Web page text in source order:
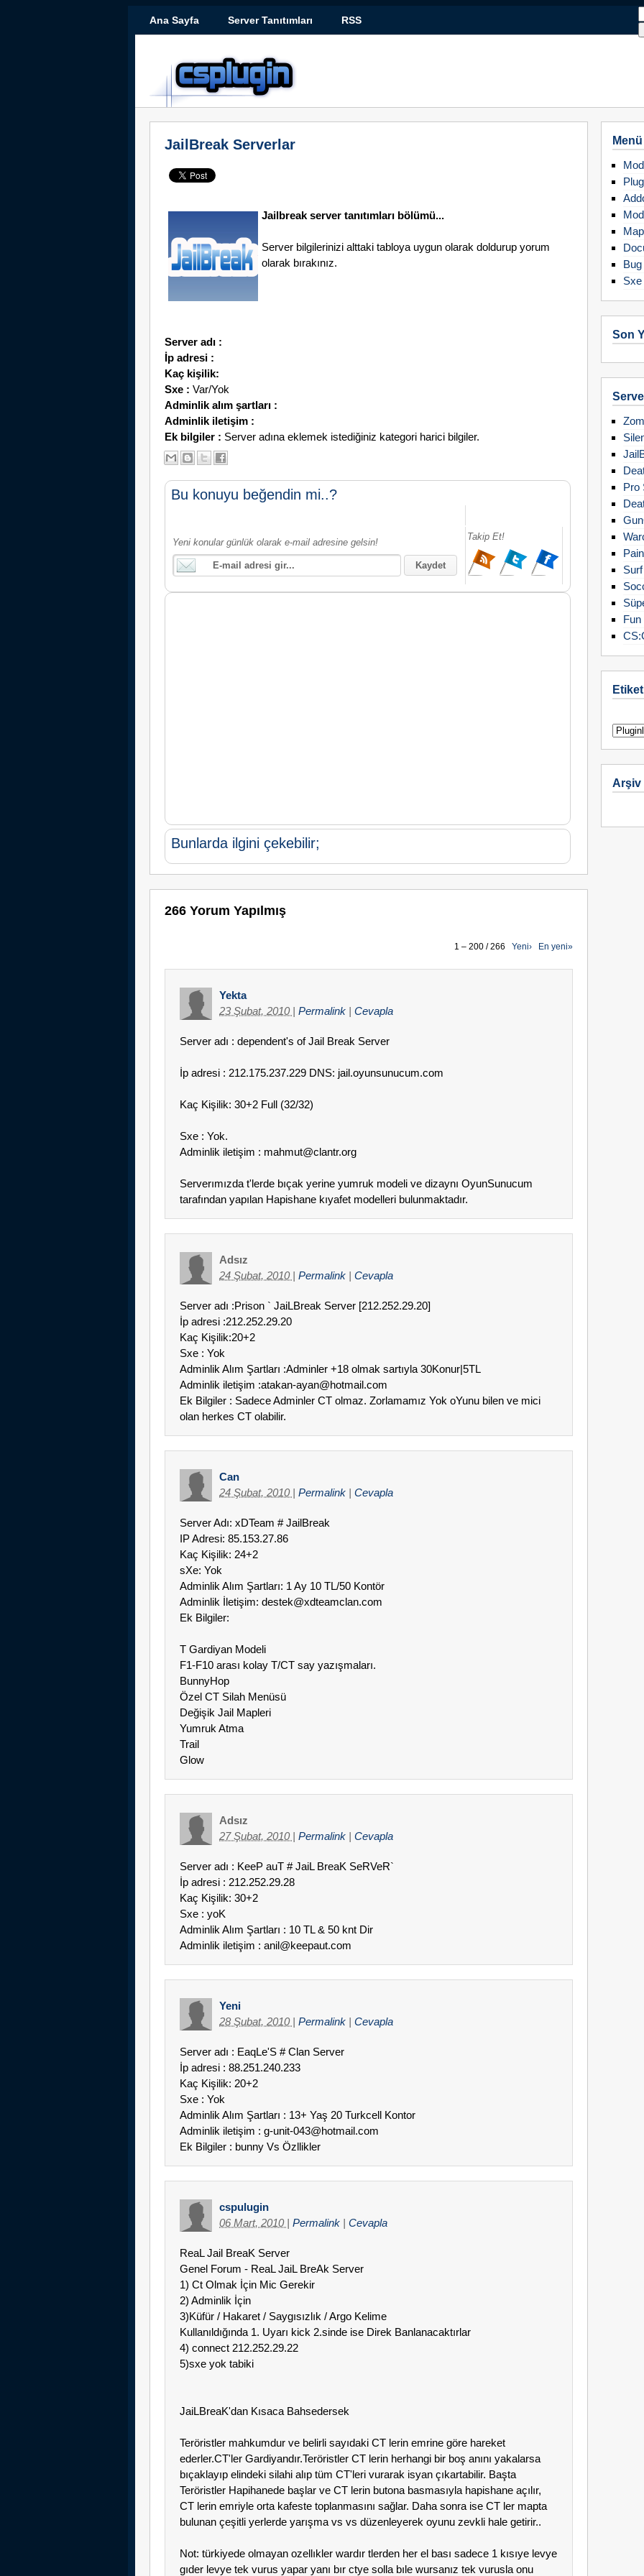
Ana Sayfa Server Tanıtımları RSS
JailBreak Serverlar
Jailbreak server tanıtımları bölümü...
Server bilgilerinizi alttaki tabloya uygun olarak doldurup yorum
olarak bırakınız.
Server adı :
İp adresi :
Kaç kişilik:
Sxe : Var/Yok
Adminlik alım şartları :
Adminlik iletişim :
Ek bilgiler : Server adına eklemek istediğiniz kategori harici bilgiler.
Bu konuyu beğendin mi..?
Yeni konular günlük olarak e-mail adresine gelsin!
Takip Et!
Bunlarda ilgini çekebilir;
266 Yorum Yapılmış
1 – 200 / 266 Yeni› En yeni»
Yekta
23 Şubat, 2010 | Permalink | Cevapla
Server adı : dependent's of Jail Break Server
İp adresi : 212.175.237.229 DNS: jail.oyunsunucum.com
Kaç Kişilik: 30+2 Full (32/32)
Sxe : Yok.
Adminlik iletişim : mahmut@clantr.org
Serverımızda t'lerde bıçak yerine yumruk modeli ve dizaynı OyunSunucum
tarafından yapılan Hapishane kıyafet modelleri bulunmaktadır.
Adsız
24 Şubat, 2010 | Permalink | Cevapla
Server adı :Prison ` JaiLBreak Server [212.252.29.20]
İp adresi :212.252.29.20
Kaç Kişilik:20+2
Sxe : Yok
Adminlik Alım Şartları :Adminler +18 olmak sartıyla 30Konur|5TL
Adminlik iletişim :atakan-ayan@hotmail.com
Ek Bilgiler : Sadece Adminler CT olmaz. Zorlamamız Yok oYunu bilen ve mici
olan herkes CT olabilir.
Can
24 Şubat, 2010 | Permalink | Cevapla
Server Adı: xDTeam # JailBreak
IP Adresi: 85.153.27.86
Kaç Kişilik: 24+2
sXe: Yok
Adminlik Alım Şartları: 1 Ay 10 TL/50 Kontör
Adminlik İletişim: destek@xdteamclan.com
Ek Bilgiler:
T Gardiyan Modeli
F1-F10 arası kolay T/CT say yazışmaları.
BunnyHop
Özel CT Silah Menüsü
Değişik Jail Mapleri
Yumruk Atma
Trail
Glow
Adsız
27 Şubat, 2010 | Permalink | Cevapla
Server adı : KeeP auT # JaiL BreaK SeRVeR`
İp adresi : 212.252.29.28
Kaç Kişilik: 30+2
Sxe : yoK
Adminlik Alım Şartları : 10 TL & 50 knt Dir
Adminlik iletişim : anil@keepaut.com
Yeni
28 Şubat, 2010 | Permalink | Cevapla
Server adı : EaqLe'S # Clan Server
İp adresi : 88.251.240.233
Kaç Kişilik: 20+2
Sxe : Yok
Adminlik Alım Şartları : 13+ Yaş 20 Turkcell Kontor
Adminlik iletişim : g-unit-043@hotmail.com
Ek Bilgiler : bunny Vs Özllikler
cspulugin
06 Mart, 2010 | Permalink | Cevapla
ReaL Jail BreaK Server
Genel Forum - ReaL JaiL BreAk Server
1) Ct Olmak İçin Mic Gerekir
2) Adminlik İçin
3)Küfür / Hakaret / Saygısızlık / Argo Kelime
Kullanıldığında 1. Uyarı kick 2.sinde ise Direk Banlanacaktırlar
4) connect 212.252.29.22
5)sxe yok tabiki
JaiLBreaK'dan Kısaca Bahsedersek
Teröristler mahkumdur ve belirli sayıdaki CT lerin emrine göre hareket
ederler.CT'ler Gardiyandır.Teröristler CT lerin herhangi bir boş anını yakalarsa
bıçaklayıp elindeki silahi alıp tüm CT'leri vurarak isyan çıkartabilir. Başta
Teröristler Hapihanede başlar ve CT lerin butona basmasıyla hapishane açılır,
CT lerin emriyle orta kafeste toplanmasını sağlar. Daha sonra ise CT ler mapta
bulunan çeşitli yerlerde yarışma vs vs düzenleyerek oyunu zevkli hale getirir..
Not: türkiyede olmayan ozellıkler wardır tlerden her el bası sadece 1 kısıye levye
gıder levye tek vurus yapar yanı bır ctye solla bıle wursanız tek vurusla onu
Menü
Sxe
Son
Pro
Arşiv